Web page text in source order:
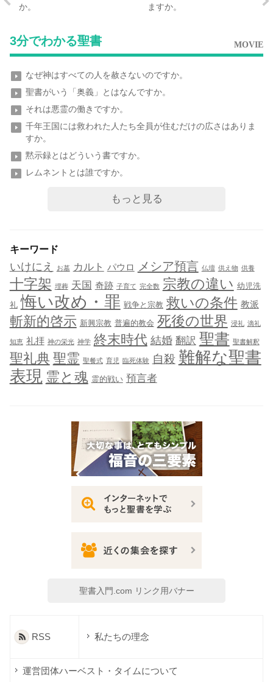
か。
ますか。
3分でわかる聖書 MOVIE
なぜ神はすべての人を赦さないのですか。
聖書がいう「奥義」とはなんですか。
それは悪霊の働きですか。
千年王国には救われた人たち全員が住むだけの広さはありま
すか。
黙示録とはどういう書ですか。
レムネントとは誰ですか。
もっと見る
キーワード
いけにえ お墓 カルト パウロ メシア預言 仏壇 供え物 供養
十字架 埋葬 天国 奇跡 子育て 完全数 宗教の違い 幼児洗
礼 悔い改め・罪 戦争と宗教 救いの条件 教派
斬新的啓示 新興宗教 普遍的教会 死後の世界 浸礼 滴礼
知恵 礼拝 神の栄光 神学 終末時代 結婚 翻訳 聖書 聖書解釈
聖礼典 聖霊 聖餐式 育児 臨死体験 自殺 難解な聖書
表現 霊と魂 霊的戦い 預言者
聖書入門.com リンク用バナー
RSS 私たちの理念
運営団体ハーベスト・タイムについて